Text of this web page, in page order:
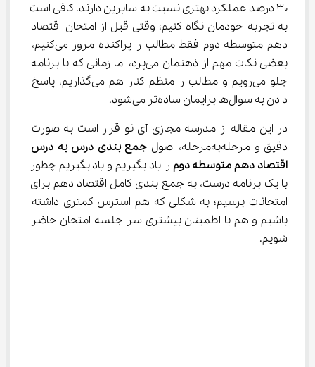
۳۰ درصد عملکرد بهتری نسبت به سایرین دارند. کافی است
به تجربه خودمان نگاه کنیم؛ وقتی قبل از امتحان اقتصاد
دهم متوسطه دوم فقط مطالب را پراکنده مرور می‌کنیم،
بعضی نکات مهم از ذهنمان می‌پرد، اما زمانی که با برنامه
جلو می‌رویم و مطالب را منظم کنار هم می‌گذاریم، پاسخ
دادن به سوال‌ها برایمان ساده‌تر می‌شود.
در این مقاله از مدرسه مجازی آی نو قرار است به صورت
دقیق و مرحله‌به‌مرحله، اصول
جمع بندی درس به درس
اقتصاد دهم متوسطه دوم را یاد بگیریم و یاد بگیریم چطور
با یک برنامه درست، به جمع بندی کامل اقتصاد دهم برای
امتحانات برسیم؛ به شکلی که هم استرس کمتری داشته
باشیم و هم با اطمینان بیشتری سر جلسه امتحان حاضر
شویم.